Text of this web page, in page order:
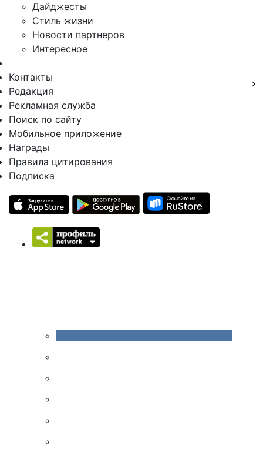
Дайджесты
Стиль жизни
Новости партнеров
Интересное
Контакты
Редакция
Рекламная служба
Поиск по сайту
Мобильное приложение
Награды
Правила цитирования
Подписка